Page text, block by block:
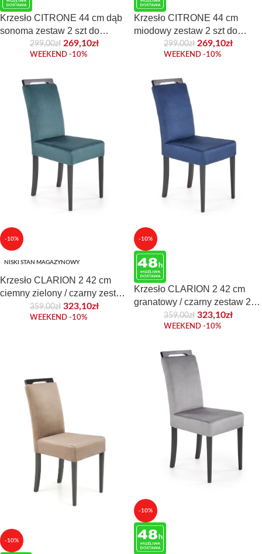
Krzesło CITRONE 44 cm dąb
sonoma zestaw 2 szt do
299,00zł 269,10zł
WEEKEND -10%
Krzesło CITRONE 44 cm
miodowy zestaw 2 szt do
299,00zł 269,10zł
WEEKEND -10%
-10%
NISKI STAN MAGAZYNOWY
Krzesło CLARION 2 42 cm
ciemny zielony / czarny zestaw
2 szt do jadalni
359,00zł 323,10zł
WEEKEND -10%
-10%
Krzesło CLARION 2 42 cm
granatowy / czarny zestaw 2
szt do jadalni
359,00zł 323,10zł
WEEKEND -10%
-10%
-10%